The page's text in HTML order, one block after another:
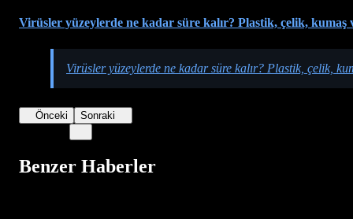
Virüsler yüzeylerde ne kadar süre kalır? Plastik, çelik, kumaş
Virüsler yüzeylerde ne kadar süre kalır? Plastik, çelik,
Önceki Sonraki
Benzer Haberler